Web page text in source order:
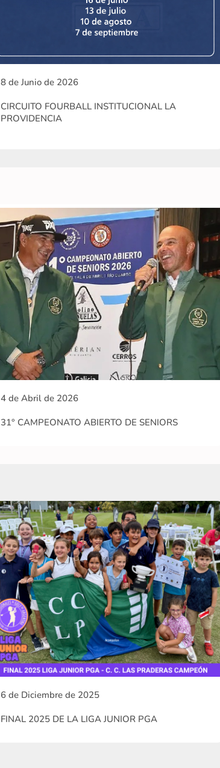
8 de Junio de 2026
CIRCUITO FOURBALL INSTITUCIONAL LA
PROVIDENCIA
4 de Abril de 2026
31° CAMPEONATO ABIERTO DE SENIORS
6 de Diciembre de 2025
FINAL 2025 DE LA LIGA JUNIOR PGA